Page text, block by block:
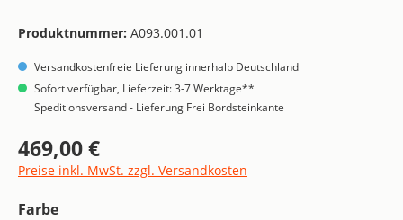
Produktnummer: A093.001.01
Versandkostenfreie Lieferung innerhalb Deutschland
Sofort verfügbar, Lieferzeit: 3-7 Werktage**
Speditionsversand - Lieferung Frei Bordsteinkante
Regulärer Preis:
469,00 €
Preise inkl. MwSt. zzgl. Versandkosten
Farbeauswählen